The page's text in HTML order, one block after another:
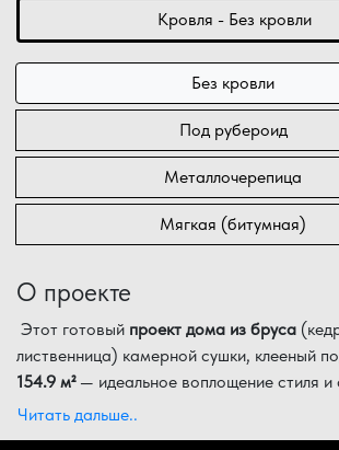
Кровля - Без кровли
Без кровли
Под рубероид
Металлочерепица
Мягкая (битумная)
О проекте
Этот готовый проект дома из бруса
лиственница) камерной сушки, клееный
154.9 м²— идеальное воплощение стиля и
категориидо 160 м²
Пространство дома в
Читать дальше..